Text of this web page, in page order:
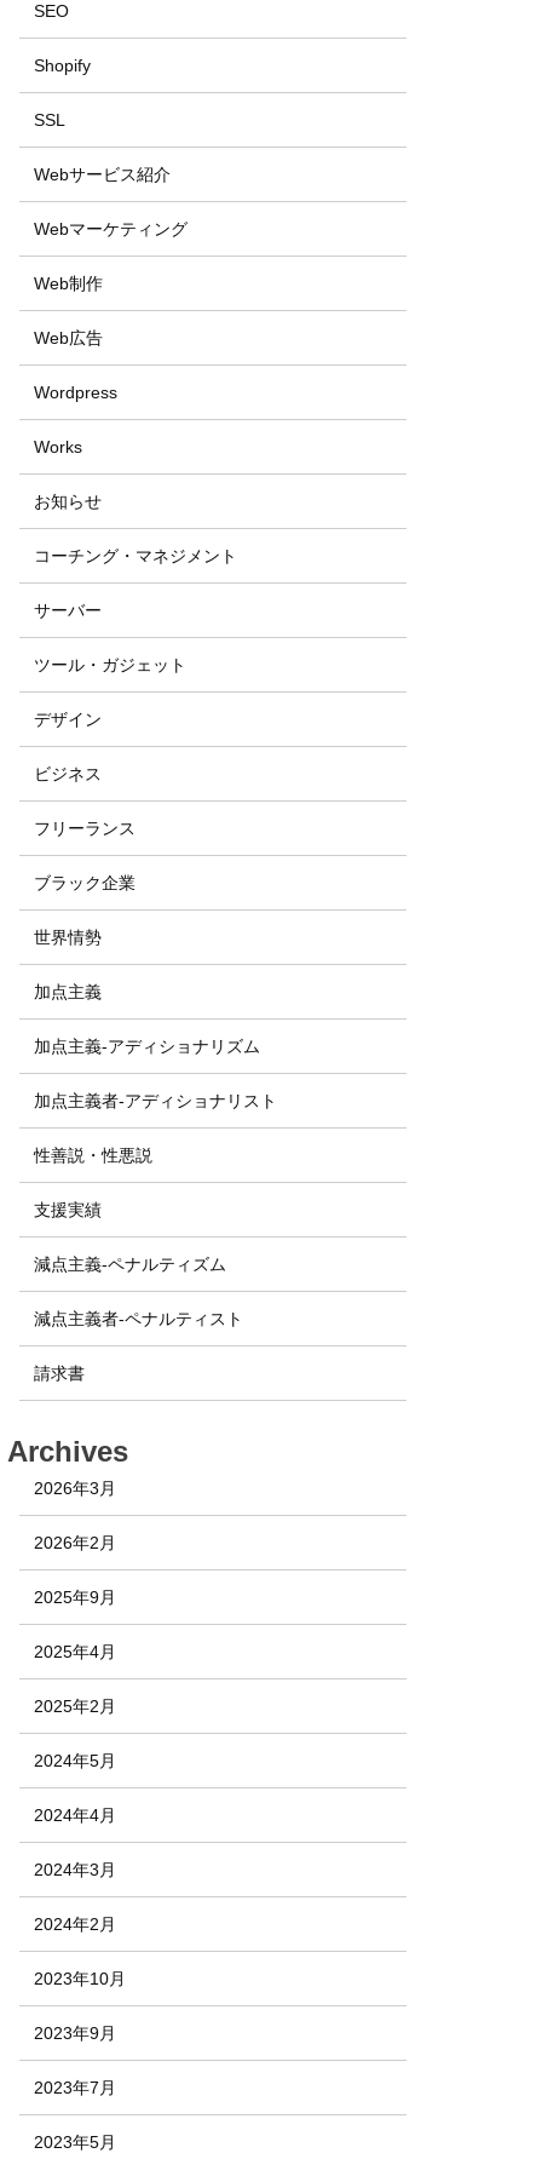
SEO
Shopify
SSL
Webサービス紹介
Webマーケティング
Web制作
Web広告
Wordpress
Works
お知らせ
コーチング・マネジメント
サーバー
ツール・ガジェット
デザイン
ビジネス
フリーランス
ブラック企業
世界情勢
加点主義
加点主義-アディショナリズム
加点主義者-アディショナリスト
性善説・性悪説
支援実績
減点主義-ペナルティズム
減点主義者-ペナルティスト
請求書
Archives
2026年3月
2026年2月
2025年9月
2025年4月
2025年2月
2024年5月
2024年4月
2024年3月
2024年2月
2023年10月
2023年9月
2023年7月
2023年5月